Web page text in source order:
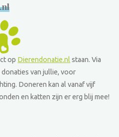
op Dierendonatie.nl staan. Via
donaties van jullie, voor
Doneren kan al vanaf vijf
en katten zijn er erg blij mee!